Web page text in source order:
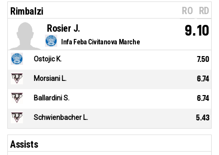
Rimbalzi RO RD
Infa Feba Civitanova Marche
Rosier J. 9.10
Ostojic K. 7.50
Morsiani L. 6.74
Ballardini S. 6.74
Schwienbacher L. 5.43
Assists